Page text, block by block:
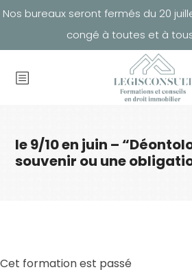
Nos bureaux seront fermés du 20
congé à toutes et à
le 9/10 en juin –
souvenir ou une
Cet formation est passé